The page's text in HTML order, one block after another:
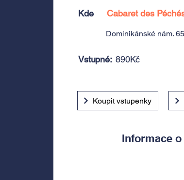
Kde Cabaret des
Dominikánské nám.
Vstupné: 890Kč
Koupit vstupenky
Informace